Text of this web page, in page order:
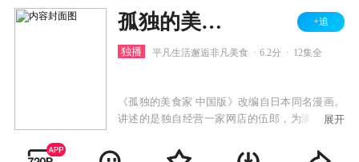
孤独的美食家 中国版 +追
独播 平凡生活邂逅非凡美食 6.2分 12集全
《孤独的美食家 中国版》改编自日本同名漫画。
讲述的是独自经营一家网店的伍郎，为满足客人
却总是不经意间踏入陌生人的故事。他每天最大
展开